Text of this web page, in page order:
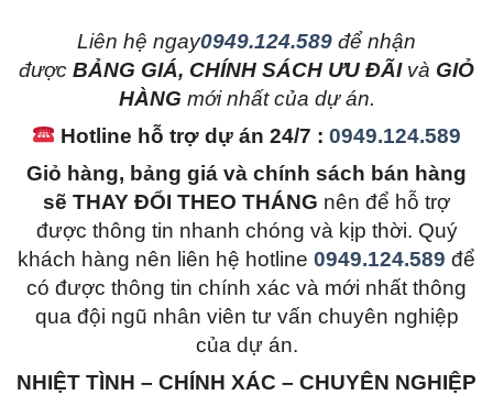
Liên hệ ngay0949.124.589 để nhận
được BẢNG GIÁ, CHÍNH SÁCH ƯU ĐÃIvà GIỎ
HÀNG mới nhất của dự án.
Hotline hỗ trợ dự án 24/7 :0949.124.589
Giỏ hàng, bảng giá và chính sách bán hàng
sẽ THAY ĐỔI THEO THÁNG nên để hỗ trợ
được thông tin nhanh chóng và kịp thời. Quý
khách hàng nên liên hệ hotline 0949.124.589 để
có được thông tin chính xác và mới nhất thông
qua đội ngũ nhân viên tư vấn chuyên nghiệp
của dự án.
NHIỆT TÌNH – CHÍNH XÁC – CHUYÊN NGHIỆP